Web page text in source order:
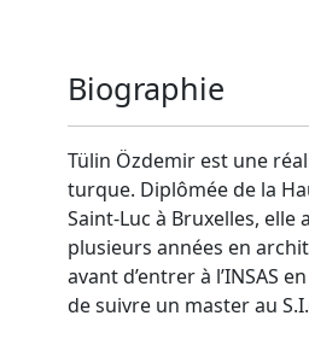
Biographie
Tülin Özdemir est une
turque. Diplômée de la
Saint-Luc à Bruxelles, elle
plusieurs années en
avant d’entrer à l’INSAS
de suivre un master au